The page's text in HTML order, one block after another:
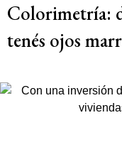
Colorimetría:
tenés ojos